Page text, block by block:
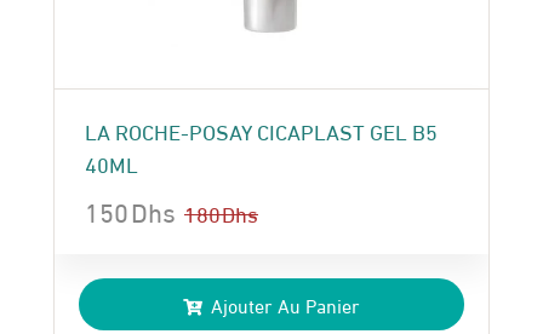
LA ROCHE-POSAY CICAPLAST GEL B5
40ML
180Dhs
prix
initial
150Dhs
prix
actuel
Ajouter Au Panier